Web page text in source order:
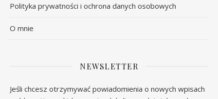
Polityka prywatności i ochrona danych osobowych
O mnie
NEWSLETTER
Jeśli chcesz otrzymywać powiadomienia o nowych wpisach